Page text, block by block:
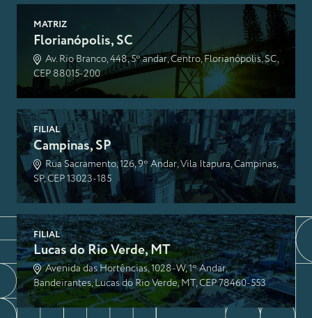
MATRIZ
Florianópolis, SC
Av. Rio Branco, 448, 5º andar, Centro, Florianópolis, SC,
CEP 88015-200
FILIAL
Campinas, SP
Rua Sacramento, 126, 9º Andar, Vila Itapura, Campinas,
SP, CEP 13023-185
FILIAL
Lucas do Rio Verde, MT
Avenida das Hortências, 1028-W, 1º Andar,
Bandeirantes, Lucas do Rio Verde, MT, CEP 78460-553